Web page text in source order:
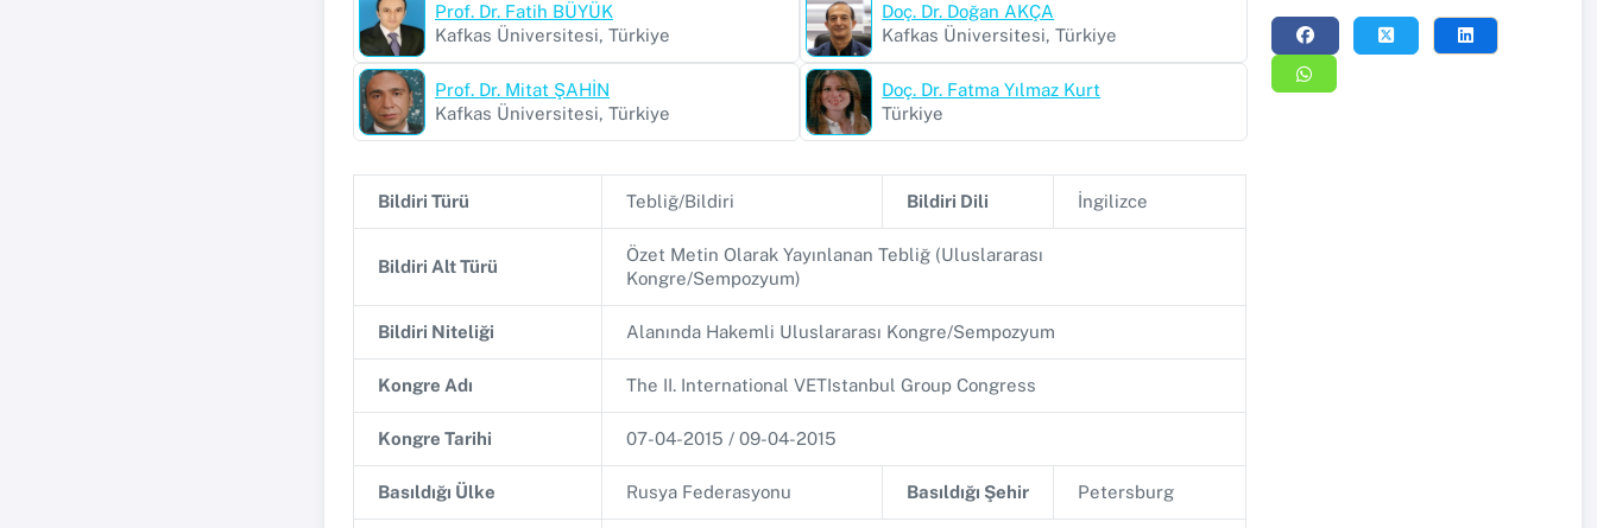
Prof. Dr. Fatih BÜYÜK
Kafkas Üniversitesi, Türkiye
Doç. Dr. Doğan AKÇA
Kafkas Üniversitesi, Türkiye
Prof. Dr. Mitat ŞAHİN
Kafkas Üniversitesi, Türkiye
Doç. Dr. Fatma Yılmaz Kurt
Türkiye
Bildiri Türü Tebliğ/Bildiri Bildiri Dili İngilizce
Bildiri Alt Türü
Özet Metin Olarak Yayınlanan Tebliğ (Uluslararası
Kongre/Sempozyum)
Bildiri Niteliği Alanında Hakemli Uluslararası Kongre/Sempozyum
Kongre Adı The II. International VETIstanbul Group Congress
Kongre Tarihi 07-04-2015 / 09-04-2015
Basıldığı Ülke Rusya Federasyonu Basıldığı Şehir Petersburg